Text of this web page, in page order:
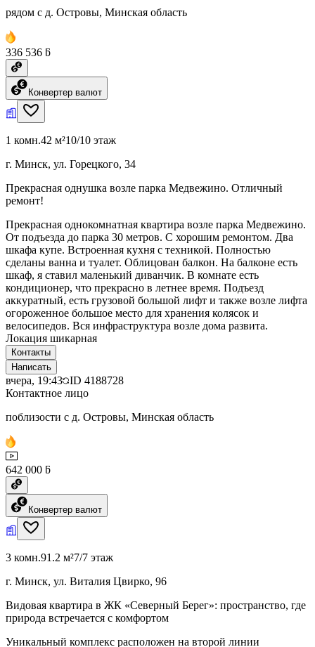
рядом с д. Островы, Минская область
336 536 ƃ
Конвертер валют
1 комн.42 м²10/10 этаж
г. Минск, ул. Горецкого, 34
Прекрасная однушка возле парка Медвежино. Отличный
ремонт!
Прекрасная однокомнатная квартира возле парка Медвежино.
От подъезда до парка 30 метров. С хорошим ремонтом. Два
шкафа купе. Встроенная кухня с техникой. Полностью
сделаны ванна и туалет. Облицован балкон. На балконе есть
шкаф, я ставил маленький диванчик. В комнате есть
кондиционер, что прекрасно в летнее время. Подъезд
аккуратный, есть грузовой большой лифт и также возле лифта
огороженное большое место для хранения колясок и
велосипедов. Вся инфраструктура возле дома развита.
Локация шикарная
Контакты
Написать
вчера, 19:43 ID 4188728
Контактное лицо
поблизости с д. Островы, Минская область
642 000 ƃ
Конвертер валют
3 комн.91.2 м²7/7 этаж
г. Минск, ул. Виталия Цвирко, 96
Видовая квартира в ЖК «Северный Берег»: пространство, где
природа встречается с комфортом
Уникальный комплекс расположен на второй линии